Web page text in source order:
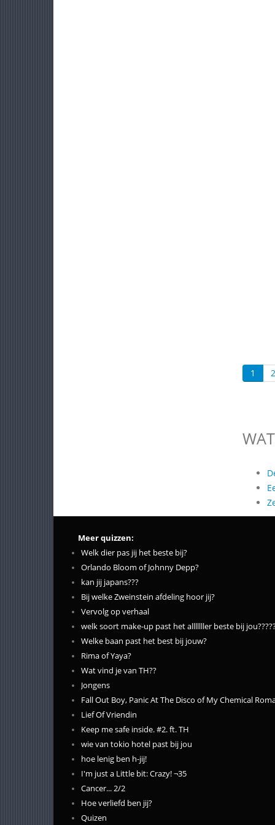
1 2
Meer quizzen:
Welk dier pas jij het beste bij?
Orlando Bloom of Johnny Depp?
kan jij japans???
Bij welke Zweinstein afdeling hoor jij?
Vervolg op verhaal
welk soort make-up past het alllllller beste bij
Welke baan past het best bij jouw?
Rima of Yaya?
Wat vind je van TH??
Jongens
Fall Out Boy, Panic At The Disco of My Chemical
Lief Of Vriendin
Keep me safe inside. #2. ft. TH
wie van tokio hotel past bij jou
hoe lenig ben h-jij!
I'm just a Little bit: Crazy! ¬35
Cancer... 2/2
Hoe verliefd ben jij?
Quizen